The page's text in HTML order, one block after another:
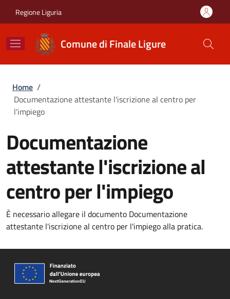
Regione Liguria
Comune di Finale Ligure
Briciole di pane
Home /
Documentazione attestante l'iscrizione al centro per
l'impiego
Documentazione
attestante l'iscrizione al
centro per l'impiego
È necessario allegare il documento Documentazione
attestante l'iscrizione al centro per l'impiego alla pratica.